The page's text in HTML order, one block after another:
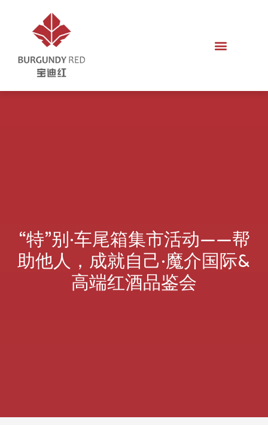
“特”别·车尾箱集市活动——帮
助他人，成就自己·魔介国际&
高端红酒品鉴会